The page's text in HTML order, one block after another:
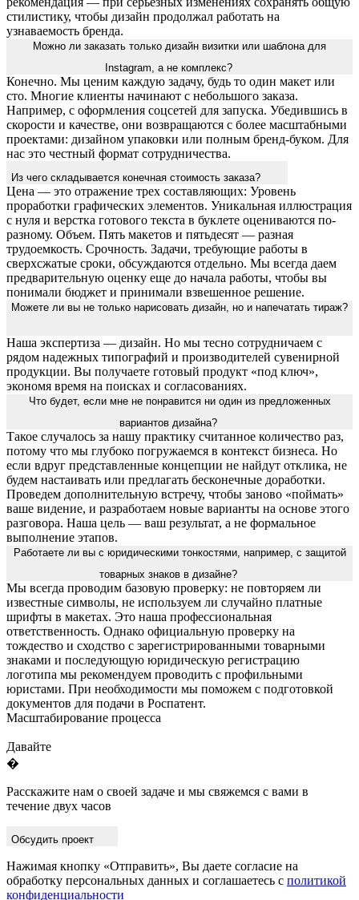
стилистику, чтобы дизайн продолжал работать на
узнаваемость бренда.
Можно ли заказать только дизайн визитки или шаблона для
Instagram, а не комплекс?
Конечно. Мы ценим каждую задачу, будь то один макет или
сто. Многие клиенты начинают с небольшого заказа.
Например, с оформления соцсетей для запуска. Убедившись в
скорости и качестве, они возвращаются с более масштабными
проектами: дизайном упаковки или полным бренд-буком. Для
нас это честный формат сотрудничества.
Из чего складывается конечная стоимость заказа?
Цена — это отражение трех составляющих: Уровень
проработки графических элементов. Уникальная иллюстрация
с нуля и верстка готового текста в буклете оцениваются по-
разному. Объем. Пять макетов и пятьдесят — разная
трудоемкость. Срочность. Задачи, требующие работы в
сверхсжатые сроки, обсуждаются отдельно. Мы всегда даем
предварительную оценку еще до начала работы, чтобы вы
понимали бюджет и принимали взвешенное решение.
Можете ли вы не только нарисовать дизайн, но и напечатать тираж?
Наша экспертиза — дизайн. Но мы тесно сотрудничаем с
рядом надежных типографий и производителей сувенирной
продукции. Вы получаете готовый продукт «под ключ»,
экономя время на поисках и согласованиях.
Что будет, если мне не понравится ни один из предложенных
вариантов дизайна?
Такое случалось за нашу практику считанное количество раз,
потому что мы глубоко погружаемся в контекст бизнеса. Но
если вдруг представленные концепции не найдут отклика, не
будем настаивать или предлагать бесконечные доработки.
Проведем дополнительную встречу, чтобы заново «поймать»
ваше видение, и разработаем новые варианты на основе этого
разговора. Наша цель — ваш результат, а не формальное
выполнение этапов.
Работаете ли вы с юридическими тонкостями, например, с защитой
товарных знаков в дизайне?
Мы всегда проводим базовую проверку: не повторяем ли
известные символы, не используем ли случайно платные
шрифты в макетах. Это наша профессиональная
ответственность. Однако официальную проверку на
тождество и сходство с зарегистрированными товарными
знаками и последующую юридическую регистрацию
логотипа мы рекомендуем проводить с профильными
юристами. При необходимости мы поможем с подготовкой
документов для подачи в Роспатент.
Масштабирование процесса
Давайте
�
Расскажите нам о своей задаче и мы свяжемся с вами в
течение двух часов
Обсудить проект
Нажимая кнопку «Отправить», Вы даете согласие на
обработку персональных данных и соглашаетесь с политикой
конфиденциальности